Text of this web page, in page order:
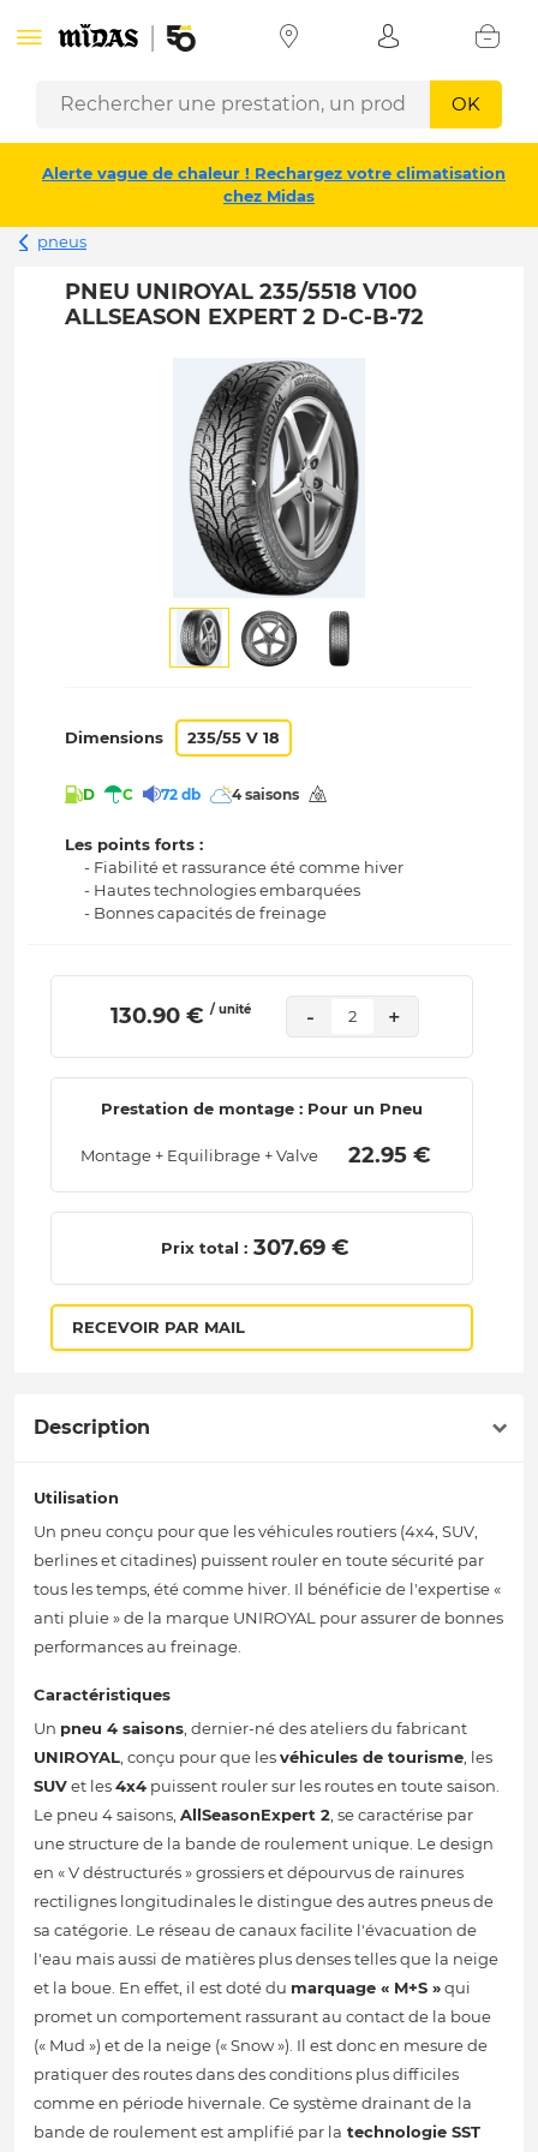
OK
Alerte vague de chaleur ! Rechargez votre climatisation
chez Midas
pneus
PNEU UNIROYAL 235/5518 V100
ALLSEASON EXPERT 2 D-C-B-72
Dimensions 235/55 V 18
D C 72 db 4 saisons
Les points forts :
- Fiabilité et rassurance été comme hiver
- Hautes technologies embarquées
- Bonnes capacités de freinage
130.90 € / unité - 2 +
Prestation de montage : Pour un Pneu
Montage + Equilibrage + Valve 22.95 €
Prix total : 307.69 €
RECEVOIR PAR MAIL
Description
Utilisation
Un pneu conçu pour que les véhicules routiers (4x4, SUV,
berlines et citadines) puissent rouler en toute sécurité par
tous les temps, été comme hiver. Il bénéficie de l'expertise «
anti pluie » de la marque UNIROYAL pour assurer de bonnes
performances au freinage.
Caractéristiques
Un pneu 4 saisons, dernier-né des ateliers du fabricant
UNIROYAL, conçu pour que lesvéhicules de tourisme, les
SUVet les4x4 puissent rouler sur les routes en toute saison.
Le pneu 4 saisons, AllSeasonExpert 2, se caractérise par
une structure de la bande de roulement unique. Le design
en « V déstructurés » grossiers et dépourvus de rainures
rectilignes longitudinales le distingue des autres pneus de
sa catégorie. Le réseau de canaux facilite l'évacuation de
l'eau mais aussi de matières plus denses telles que la neige
et la boue. En effet, il est doté du marquage « M+S »qui
promet un comportement rassurant au contact de la boue
(« Mud ») et de la neige (« Snow »). Il est donc en mesure de
pratiquer des routes dans des conditions plus difficiles
comme en période hivernale. Ce système drainant de la
bande de roulement est amplifié par la technologie SST